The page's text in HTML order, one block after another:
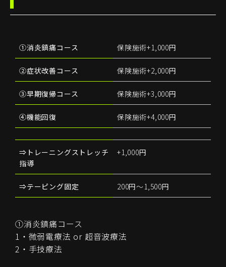
①消炎鎮痛コース 保険施術+1,000円
②症状改善コース 保険施術+2,000円
③早期復帰コース 保険施術+3,000円
④機能回復 保険施術+4,000円
⇒トレーニングストレッチ
指導
+1,000円
⇒テーピング固定 200円～1,500円
①消炎鎮痛コース
1・微弱電療法 or 超音波療法
2・手技療法